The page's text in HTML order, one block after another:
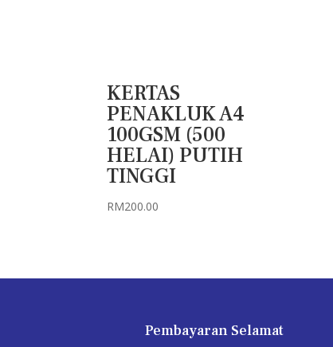
KERTAS
PENAKLUK A4
100GSM (500
HELAI) PUTIH
TINGGI
RM200.00
Pembayaran Selamat